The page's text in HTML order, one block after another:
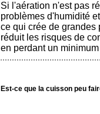
Si l'aération n'est pas
problèmes d'humidité
ce qui crée de grandes
réduit les risques de
en perdant un
Est-ce que la cuisson peu